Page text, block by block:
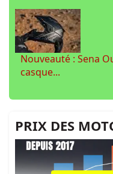
Nouveauté : Sena
casque...
PRIX DES